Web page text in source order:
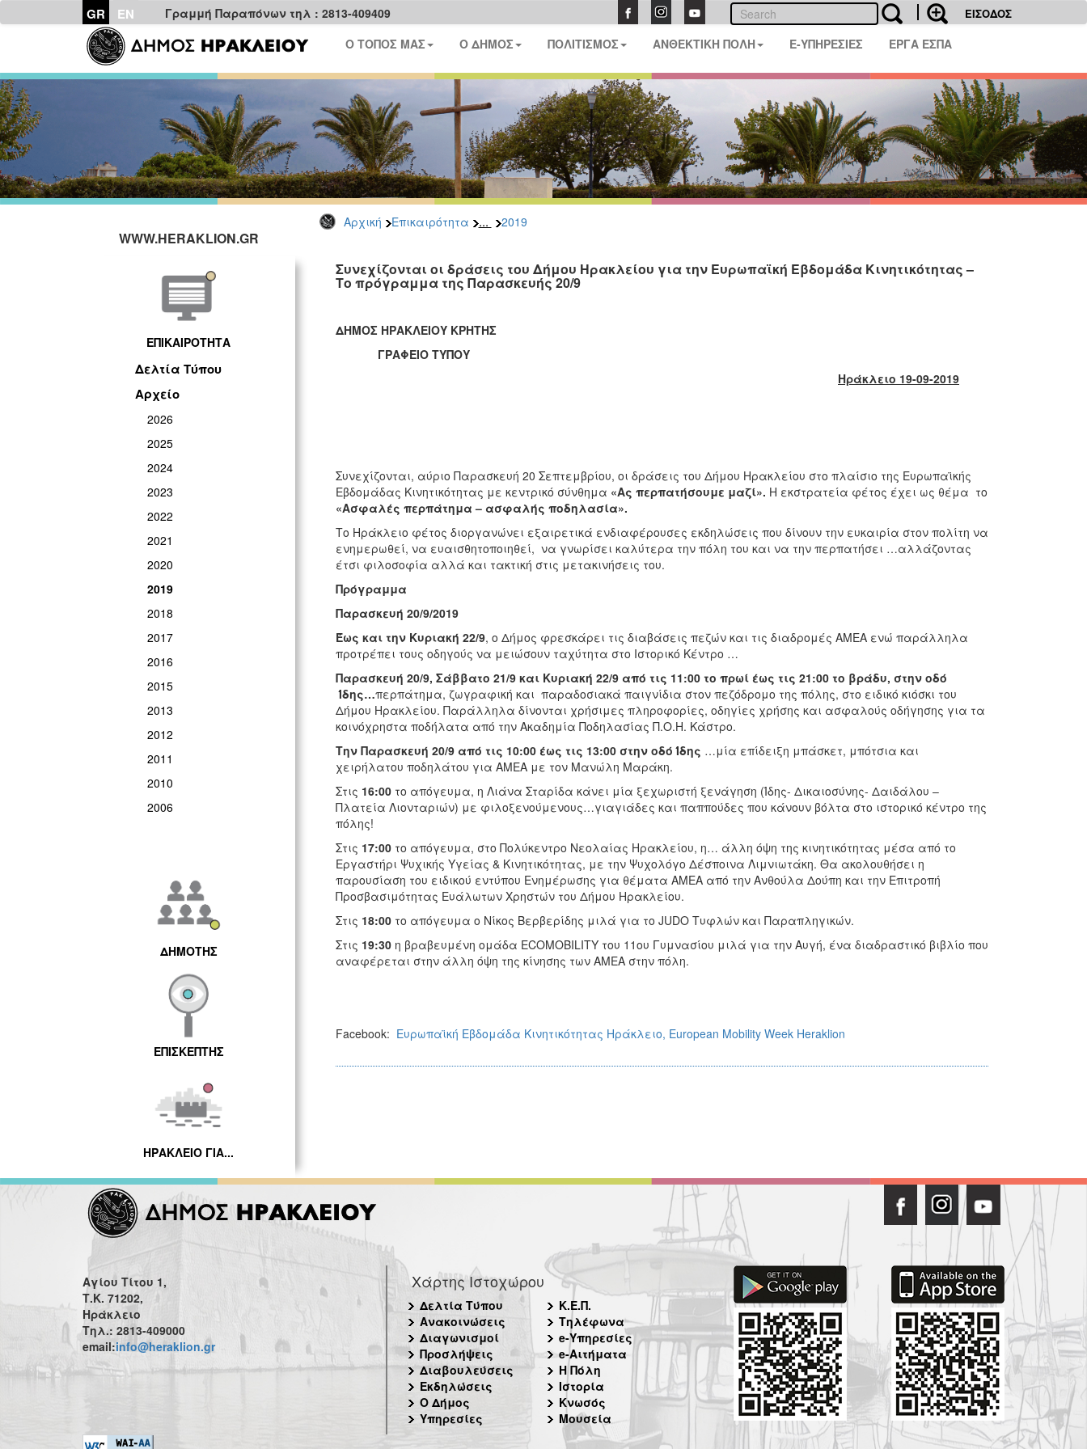
GR EN Γραμμή Παραπόνων τηλ : 2813-409409 ΕΙΣΟΔΟΣ
Ο ΤΟΠΟΣ ΜΑΣ Ο ΔΗΜΟΣ ΠΟΛΙΤΙΣΜΟΣ ΑΝΘΕΚΤΙΚΗ ΠΟΛΗ E-ΥΠΗΡΕΣΙΕΣ ΕΡΓΑ ΕΣΠΑ
Αρχική Επικαιρότητα ... 2019
WWW.HERAKLION.GR
ΕΠΙΚΑΙΡΟΤΗΤΑ
Δελτία Τύπου
Αρχείο
2026
2025
2024
2023
2022
2021
2020
2019
2018
2017
2016
2015
2013
2012
2011
2010
2006
ΔΗΜΟΤΗΣ
ΕΠΙΣΚΕΠΤΗΣ
ΗΡΑΚΛΕΙΟ ΓΙΑ...
Συνεχίζονται οι δράσεις του Δήμου Ηρακλείου για την Ευρωπαϊκή Εβδομάδα Κινητικότητας –
Το πρόγραμμα της Παρασκευής 20/9
ΔΗΜΟΣ ΗΡΑΚΛΕΙΟΥ ΚΡΗΤΗΣ
ΓΡΑΦΕΙΟ ΤΥΠΟΥ
Ηράκλειο 19-09-2019
Συνεχίζονται, αύριο Παρασκευή 20 Σεπτεμβρίου, οι δράσεις του Δήμου Ηρακλείου στο πλαίσιο της Ευρωπαϊκής
Εβδομάδας Κινητικότητας με κεντρικό σύνθημα «Ας περπατήσουμε μαζί». Η εκστρατεία φέτος έχει ως θέμα το
«Ασφαλές περπάτημα – ασφαλής ποδηλασία».
Το Ηράκλειο φέτος διοργανώνει εξαιρετικά ενδιαφέρουσες εκδηλώσεις που δίνουν την ευκαιρία στον πολίτη να
ενημερωθεί, να ευαισθητοποιηθεί, να γνωρίσει καλύτερα την πόλη του και να την περπατήσει …αλλάζοντας
έτσι φιλοσοφία αλλά και τακτική στις μετακινήσεις του.
Πρόγραμμα
Παρασκευή 20/9/2019
Έως και την Κυριακή 22/9, ο Δήμος φρεσκάρει τις διαβάσεις πεζών και τις διαδρομές ΑΜΕΑ ενώ παράλληλα
προτρέπει τους οδηγούς να μειώσουν ταχύτητα στο Ιστορικό Κέντρο …
Παρασκευή 20/9, Σάββατο 21/9 και Κυριακή 22/9 από τις 11:00 το πρωί έως τις 21:00 το βράδυ, στην οδό
Ίδης…περπάτημα, ζωγραφική και παραδοσιακά παιγνίδια στον πεζόδρομο της πόλης, στο ειδικό κιόσκι του
Δήμου Ηρακλείου. Παράλληλα δίνονται χρήσιμες πληροφορίες, οδηγίες χρήσης και ασφαλούς οδήγησης για τα
κοινόχρηστα ποδήλατα από την Ακαδημία Ποδηλασίας Π.Ο.Η. Κάστρο.
Την Παρασκευή 20/9 από τις 10:00 έως τις 13:00 στην οδό Ίδης …μία επίδειξη μπάσκετ, μπότσια και
χειρήλατου ποδηλάτου για ΑΜΕΑ με τον Μανώλη Μαράκη.
Στις 16:00 το απόγευμα, η Λιάνα Σταρίδα κάνει μία ξεχωριστή ξενάγηση (Ίδης- Δικαιοσύνης- Δαιδάλου –
Πλατεία Λιονταριών) με φιλοξενούμενους…γιαγιάδες και παππούδες που κάνουν βόλτα στο ιστορικό κέντρο της
πόλης!
Στις 17:00το απόγευμα, στο Πολύκεντρο Νεολαίας Ηρακλείου, η… άλλη όψη της κινητικότητας μέσα από το
Εργαστήρι Ψυχικής Υγείας & Κινητικότητας, με την Ψυχολόγο Δέσποινα Λιμνιωτάκη. Θα ακολουθήσει η
παρουσίαση του ειδικού εντύπου Ενημέρωσης για θέματα ΑΜΕΑ από την Ανθούλα Δούπη και την Επιτροπή
Προσβασιμότητας Ευάλωτων Χρηστών του Δήμου Ηρακλείου.
Στις 18:00το απόγευμα ο Νίκος Βερβερίδης μιλά για το JUDO Τυφλών και Παραπληγικών.
Στις 19:30η βραβευμένη ομάδα ECOMOBILITY του 11ου Γυμνασίου μιλά για την Αυγή, ένα διαδραστικό βιβλίο που
αναφέρεται στην άλλη όψη της κίνησης των ΑΜΕΑ στην πόλη.
Facebook: Ευρωπαϊκή Εβδομάδα Κινητικότητας Ηράκλειο, European Mobility Week Heraklion
Αγίου Τίτου 1,
Τ.Κ. 71202,
Ηράκλειο
Τηλ.: 2813-409000
email:info@heraklion.gr
Χάρτης Ιστοχώρου
Δελτία Τύπου
Ανακοινώσεις
Διαγωνισμοί
Προσλήψεις
Διαβουλεύσεις
Εκδηλώσεις
Ο Δήμος
Υπηρεσίες
Κ.Ε.Π.
Τηλέφωνα
e-Υπηρεσίες
e-Αιτήματα
Η Πόλη
Ιστορία
Κνωσός
Μουσεία